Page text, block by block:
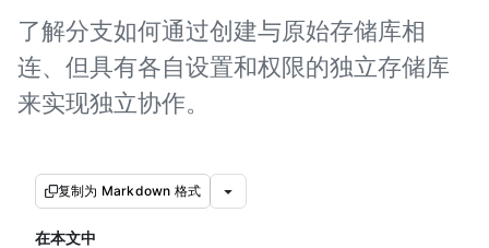
了解分支如何通过创建与原始存储库相
连、但具有各自设置和权限的独立存储库
来实现独立协作。
复制为 Markdown 格式
在本文中